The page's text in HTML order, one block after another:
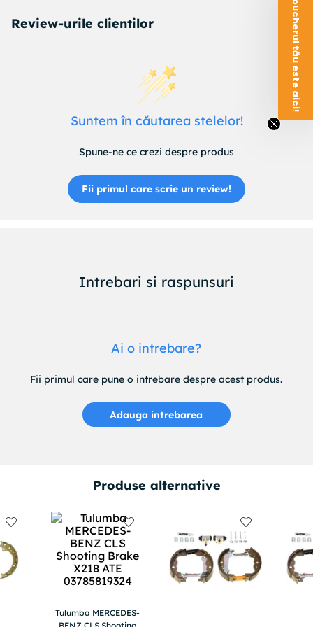
Review-urile clientilor
Suntem în căutarea stelelor!
Spune-ne ce crezi despre produs
Fii primul care scrie un review!
Intrebari si raspunsuri
Ai o intrebare?
Fii primul care pune o intrebare despre acest produs.
Adauga intrebarea
Produse alternative
Tulumba MERCEDES-
Voucherul tău este aici!